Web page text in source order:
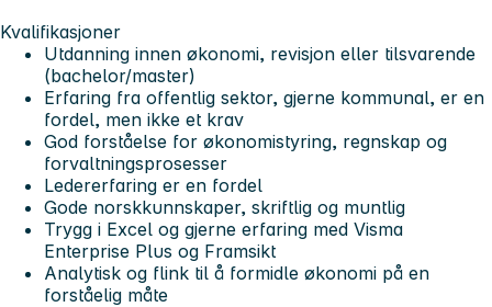
Kvalifikasjoner
Utdanning innen økonomi, revisjon eller tilsvarende
(bachelor/master)
Erfaring fra offentlig sektor, gjerne kommunal, er en
fordel, men ikke et krav
God forståelse for økonomistyring, regnskap og
forvaltningsprosesser
Ledererfaring er en fordel
Gode norskkunnskaper, skriftlig og muntlig
Trygg i Excel og gjerne erfaring med Visma
Enterprise Plus og Framsikt
Analytisk og flink til å formidle økonomi på en
forståelig måte